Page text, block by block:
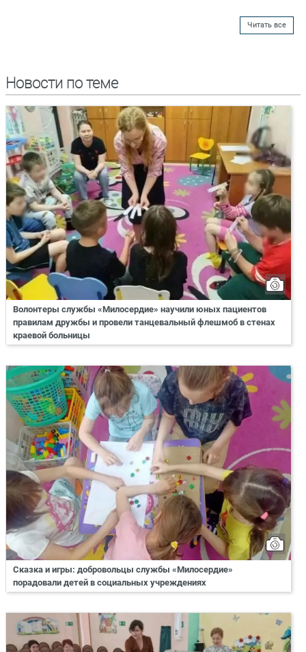
Читать все
Новости по теме
Волонтеры службы «Милосердие» научили юных пациентов
правилам дружбы и провели танцевальный флешмоб в стенах
краевой больницы
Сказка и игры: добровольцы службы «Милосердие»
порадовали детей в социальных учреждениях